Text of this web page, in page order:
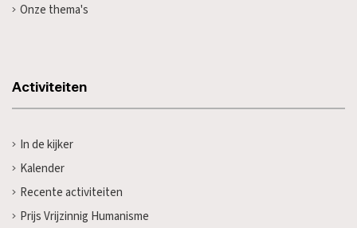
Onze thema's
Activiteiten
In de kijker
Kalender
Recente activiteiten
Prijs Vrijzinnig Humanisme